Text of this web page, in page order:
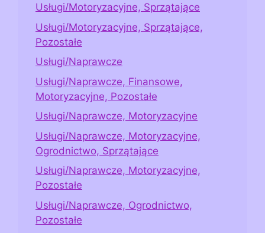
Usługi/Motoryzacyjne, Sprzątające
Usługi/Motoryzacyjne, Sprzątające,
Pozostałe
Usługi/Naprawcze
Usługi/Naprawcze, Finansowe,
Motoryzacyjne, Pozostałe
Usługi/Naprawcze, Motoryzacyjne
Usługi/Naprawcze, Motoryzacyjne,
Ogrodnictwo, Sprzątające
Usługi/Naprawcze, Motoryzacyjne,
Pozostałe
Usługi/Naprawcze, Ogrodnictwo,
Pozostałe